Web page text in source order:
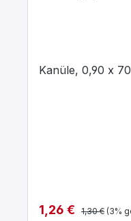
Kanüle, 0,90 x
Verkaufspreis:
1,26 € Regulärer
1,30 € (3%